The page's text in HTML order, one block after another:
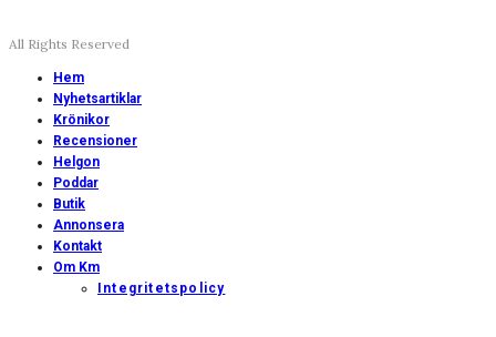
All Rights Reserved
Hem
Nyhetsartiklar
Krönikor
Recensioner
Helgon
Poddar
Butik
Annonsera
Kontakt
Om Km
Integritetspolicy